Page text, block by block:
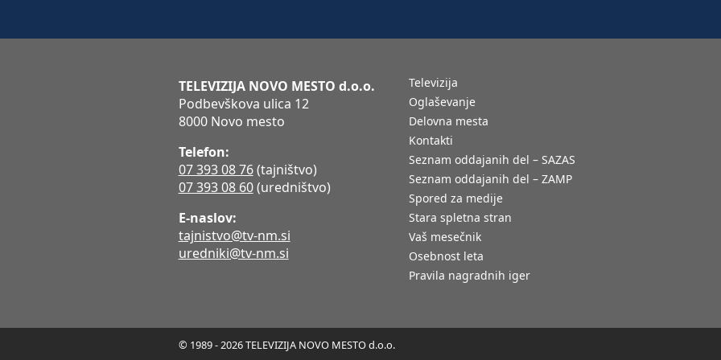
TELEVIZIJA NOVO MESTO d.o.o.
Podbevškova ulica 12
8000 Novo mesto
Telefon:
07 393 08 76(tajništvo)
07 393 08 60(uredništvo)
E-naslov:
tajnistvo@tv-nm.si
uredniki@tv-nm.si
Televizija
Oglaševanje
Delovna mesta
Kontakti
Seznam oddajanih del – SAZAS
Seznam oddajanih del – ZAMP
Spored za medije
Stara spletna stran
Vaš mesečnik
Osebnost leta
Pravila nagradnih iger
© 1989 - 2026 TELEVIZIJA NOVO MESTO d.o.o.